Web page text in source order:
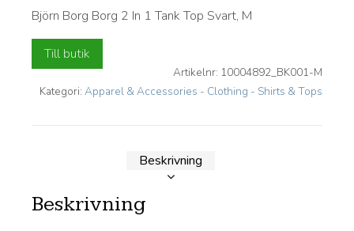
Björn Borg Borg 2 In 1 Tank Top Svart, M
Till butik
Lägg till i önskelistan
Artikelnr: 10004892_BK001-M
Kategori: Apparel & Accessories - Clothing - Shirts & Tops
Beskrivning
Beskrivning